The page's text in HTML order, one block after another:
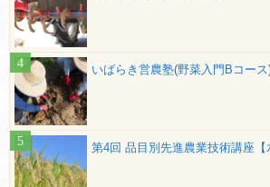
いばらき営農塾(野菜入門Bコース
第4回 品目別先進農業技術講座【